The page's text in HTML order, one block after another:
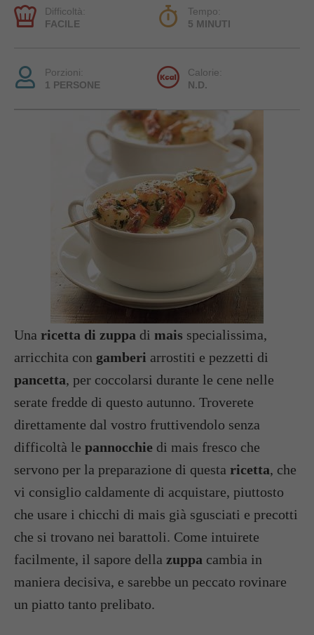
Difficoltà:
FACILE
Tempo:
5 MINUTI
Porzioni:
1 PERSONE
Calorie:
N.D.
Una ricetta di zuppa di mais specialissima,
arricchita con gamberi arrostiti e pezzetti di
pancetta, per coccolarsi durante le cene nelle
serate fredde di questo autunno. Troverete
direttamente dal vostro fruttivendolo senza
difficoltà le pannocchie di mais fresco che
servono per la preparazione di questa ricetta, che
vi consiglio caldamente di acquistare, piuttosto
che usare i chicchi di mais già sgusciati e precotti
che si trovano nei barattoli. Come intuirete
facilmente, il sapore della zuppa cambia in
maniera decisiva, e sarebbe un peccato rovinare
un piatto tanto prelibato.